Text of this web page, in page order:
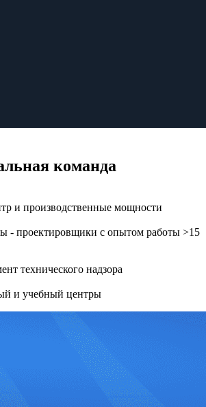
команда
и производственные мощности
- проектировщики с опытом работы >15
технического надзора
и учебный центры